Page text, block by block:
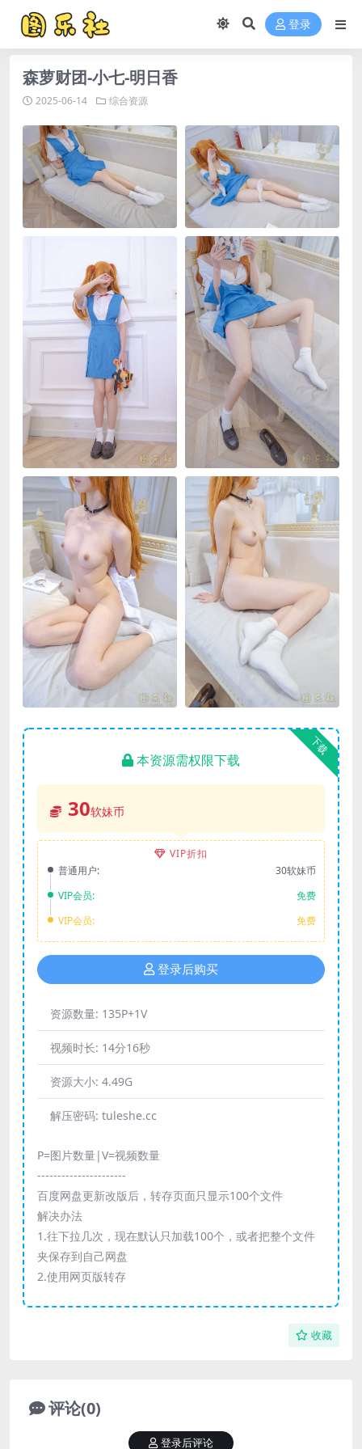
登录
森萝财团-小七-明日香
2025-06-14 综合资源
下载
本资源需权限下载
30软妹币
VIP折扣
普通用户:
30软妹币
VIP会员:
免费
VIP会员:
免费
登录后购买
资源数量: 135P+1V
视频时长: 14分16秒
资源大小: 4.49G
解压密码: tuleshe.cc
P=图片数量|V=视频数量
----------------------
百度网盘更新改版后，转存页面只显示100个文件
解决办法
1.往下拉几次，现在默认只加载100个，或者把整个文件
夹保存到自己网盘
2.使用网页版转存
收藏
评论(0)
登录后评论